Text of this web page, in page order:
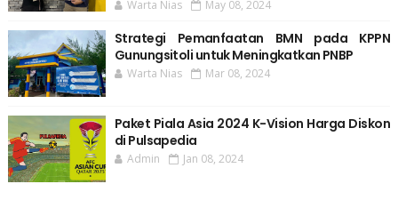
Warta Nias May 08, 2024
Strategi Pemanfaatan BMN pada KPPN
Gunungsitoli untuk Meningkatkan PNBP
Warta Nias Mar 08, 2024
Paket Piala Asia 2024 K-Vision Harga Diskon
di Pulsapedia
Admin Jan 08, 2024